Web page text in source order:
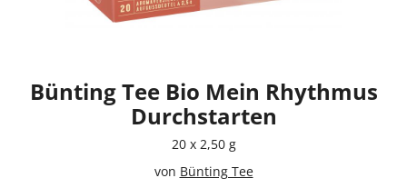
Bünting Tee Bio Mein Rhythmus
Durchstarten
20 x 2,50 g
von Bünting Tee